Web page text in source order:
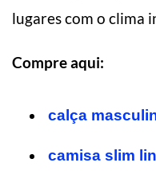
lugares com o clima
Compre aqui:
calça
camisa slim